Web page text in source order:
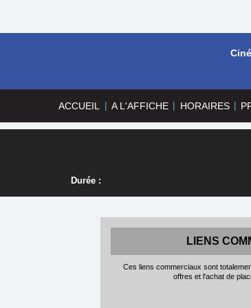
ACCUEIL | A L'AFFICHE | HORAIRES |
Durée :
LIENS
Ces liens commerciaux sont
offres et l'achat de